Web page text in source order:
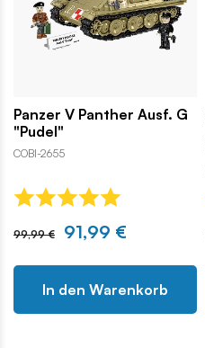
Panzer V Panther Ausf. G
"Pudel"
COBI-2655
99,99 € 91,99 €
In den Warenkorb